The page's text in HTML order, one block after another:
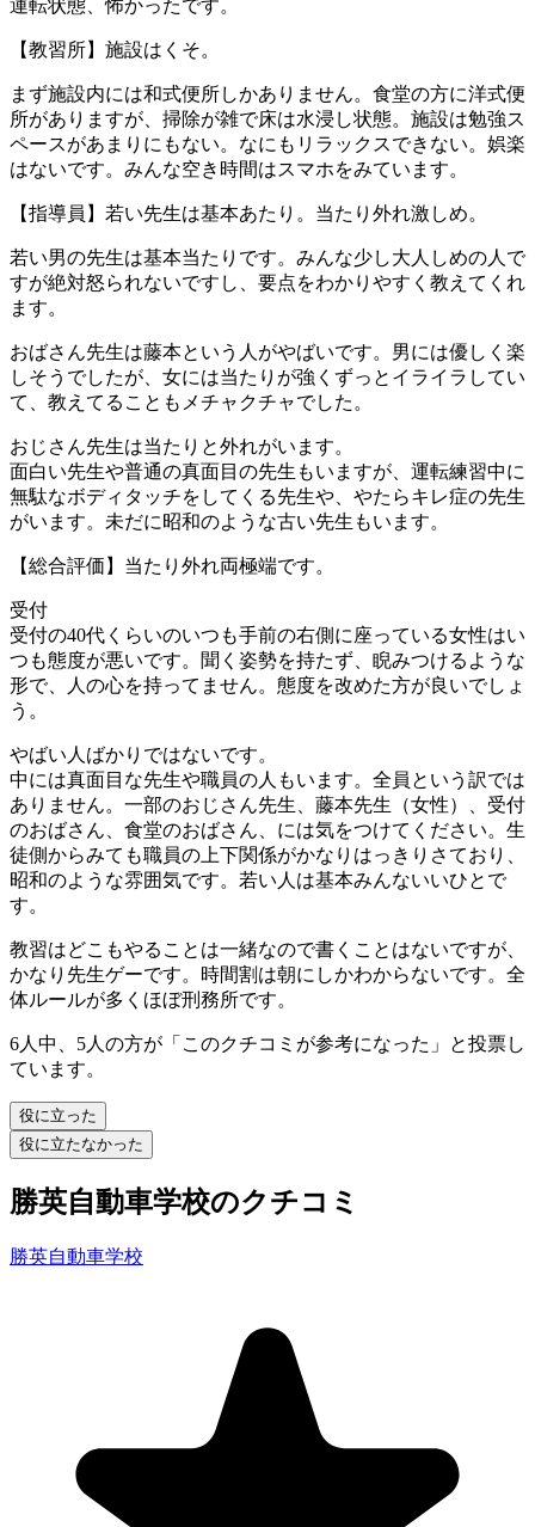
運転状態、怖かったです。
【教習所】施設はくそ。
まず施設内には和式便所しかありません。食堂の方に洋式便
所がありますが、掃除が雑で床は水浸し状態。施設は勉強ス
ペースがあまりにもない。なにもリラックスできない。娯楽
はないです。みんな空き時間はスマホをみています。
【指導員】若い先生は基本あたり。当たり外れ激しめ。
若い男の先生は基本当たりです。みんな少し大人しめの人で
すが絶対怒られないですし、要点をわかりやすく教えてくれ
ます。
おばさん先生は藤本という人がやばいです。男には優しく楽
しそうでしたが、女には当たりが強くずっとイライラしてい
て、教えてることもメチャクチャでした。
おじさん先生は当たりと外れがいます。
面白い先生や普通の真面目の先生もいますが、運転練習中に
無駄なボディタッチをしてくる先生や、やたらキレ症の先生
がいます。未だに昭和のような古い先生もいます。
【総合評価】当たり外れ両極端です。
受付
受付の40代くらいのいつも手前の右側に座っている女性はい
つも態度が悪いです。聞く姿勢を持たず、睨みつけるような
形で、人の心を持ってません。態度を改めた方が良いでしょ
う。
やばい人ばかりではないです。
中には真面目な先生や職員の人もいます。全員という訳では
ありません。一部のおじさん先生、藤本先生（女性）、受付
のおばさん、食堂のおばさん、には気をつけてください。生
徒側からみても職員の上下関係がかなりはっきりさており、
昭和のような雰囲気です。若い人は基本みんないいひとで
す。
教習はどこもやることは一緒なので書くことはないですが、
かなり先生ゲーです。時間割は朝にしかわからないです。全
体ルールが多くほぼ刑務所です。
6人中、5人の方が「このクチコミが参考になった」と投票し
ています。
役に立った
役に立たなかった
勝英自動車学校のクチコミ
勝英自動車学校